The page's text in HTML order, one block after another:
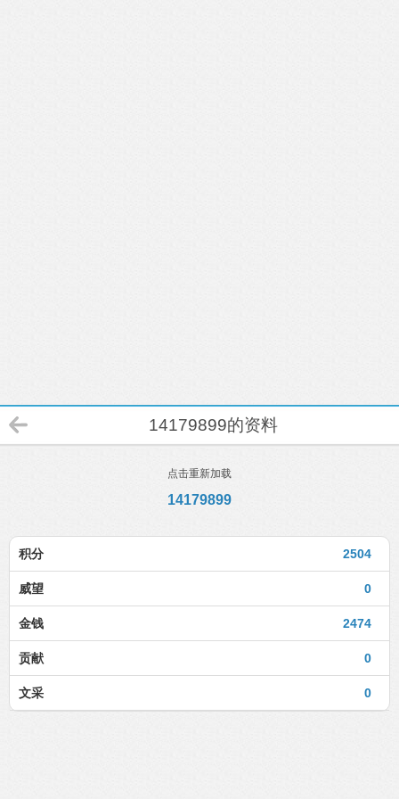
14179899的资料
点击重新加载
14179899
2504
积分
0
威望
2474
金钱
0
贡献
0
文采